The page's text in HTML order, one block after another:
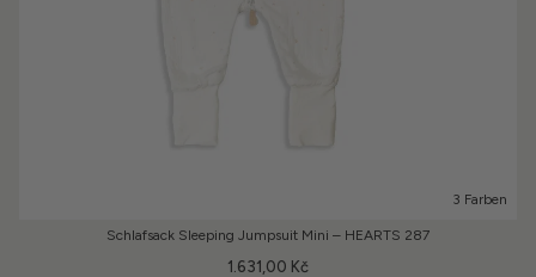
3 Farben
Schlafsack Sleeping Jumpsuit Mini – HEARTS 287
1.631,00 Kč